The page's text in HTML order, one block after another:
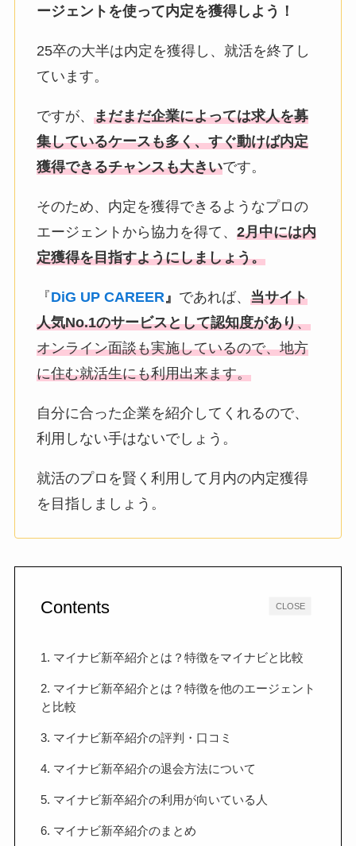
ージェントを使って内定を獲得しよう！
25卒の大半は内定を獲得し、就活を終了し
ています。
ですが、 まだまだ企業によっては求人を募
集しているケースも多く、すぐ動けば内定
獲得できるチャンスも大きいです。
そのため、内定を獲得できるようなプロの
エージェントから協力を得て、 2月中には内
定獲得を目指すようにしましょう。
『DiG UP CAREER 』 であれば、 当サイト
人気No.1のサービスとして認知度があり、
オンライン面談も実施しているので、地方
に住む就活生にも利用出来ます。
自分に合った企業を紹介してくれるので、
利用しない手はないでしょう。
就活のプロを賢く利用して月内の内定獲得
を目指しましょう。
CLOSE
Contents
1. マイナビ新卒紹介とは？特徴をマイナビと比較
2. マイナビ新卒紹介とは？特徴を他のエージェント
と比較
3. マイナビ新卒紹介の評判・口コミ
4. マイナビ新卒紹介の退会方法について
5. マイナビ新卒紹介の利用が向いている人
6. マイナビ新卒紹介のまとめ